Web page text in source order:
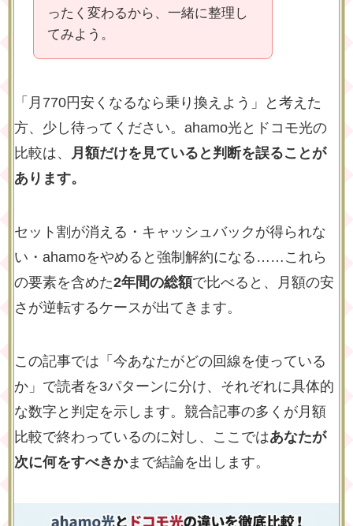
ったく変わるから、一緒に整理し
てみよう。
「月770円安くなるなら乗り換えよう」と考えた
方、少し待ってください。ahamo光とドコモ光の
比較は、
月額だけを見ていると判断を誤ることが
あります。
セット割が消える・キャッシュバックが得られな
い・ahamoをやめると強制解約になる……これら
の要素を含めた2年間の総額で比べると、月額の安
さが逆転するケースが出てきます。
この記事では「今あなたがどの回線を使っている
か」で読者を3パターンに分け、それぞれに具体的
な数字と判定を示します。競合記事の多くが月額
比較で終わっているのに対し、ここではあなたが
次に何をすべきかまで結論を出します。